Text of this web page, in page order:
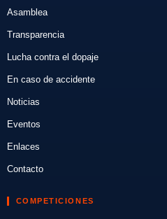
Asamblea
Transparencia
Lucha contra el dopaje
En caso de accidente
Noticias
Eventos
Enlaces
Contacto
COMPETICIONES